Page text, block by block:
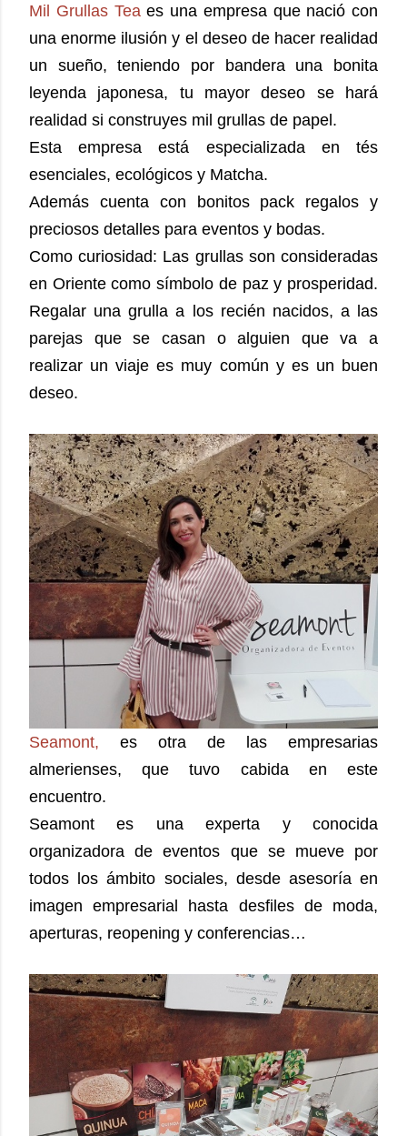
Mil Grullas Teaes una empresa que nació con
una enorme ilusión y el deseo de hacer realidad
un sueño, teniendo por bandera una bonita
leyenda japonesa, tu mayor deseo se hará
realidad si construyes mil grullas de papel.
Esta empresa está especializada en tés
esenciales, ecológicos y Matcha.
Además cuenta con bonitos pack regalos y
preciosos detalles para eventos y bodas.
Como curiosidad: Las grullas son consideradas
en Oriente como símbolo de paz y prosperidad.
Regalar una grulla a los recién nacidos, a las
parejas que se casan o alguien que va a
realizar un viaje es muy común y es un buen
deseo.
Seamont, es otra de las empresarias
almerienses, que tuvo cabida en este
encuentro.
Seamont es una experta y conocida
organizadora de eventos que se mueve por
todos los ámbito sociales, desde asesoría en
imagen empresarial hasta desfiles de moda,
aperturas, reopening y conferencias…